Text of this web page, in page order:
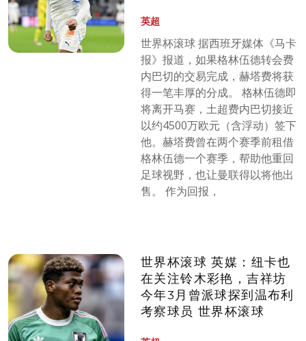
英超
世界杯滚球 据西班牙媒体《马卡
报》报道，如果格林伍德转会费
内巴切的交易完成，赫塔费将获
得一笔丰厚的分成。 格林伍德即
将离开马赛，土超费内巴切接近
以约4500万欧元（含浮动）签下
他。赫塔费曾在两个赛季前租借
格林伍德一个赛季，帮助他重回
足球视野，也让曼联得以将他出
售。 作为回报，
世界杯滚球 英媒：纽卡也
在关注铃木彩艳，吉祥坊
今年3月曾派球探到温布利
考察球员 世界杯滚球